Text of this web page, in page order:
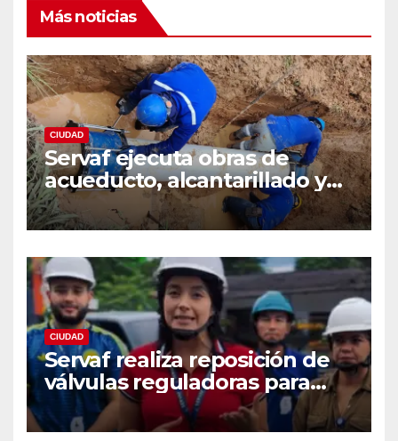
Más noticias
CIUDAD
Servaf ejecuta obras de
acueducto, alcantarillado y
recuperación vial en varios
sectores de Florencia.
CIUDAD
Servaf realiza reposición de
válvulas reguladoras para
fortalecer la red de
acueducto